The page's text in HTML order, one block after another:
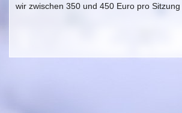
wir zwischen 350 und 450 Euro pro Sitzung